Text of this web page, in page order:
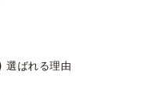
選ばれる理由